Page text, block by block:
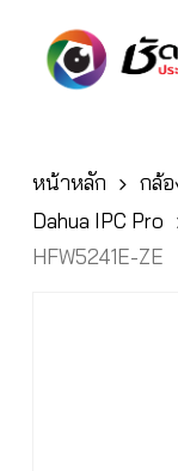
หน้าหลัก กล้อ
Dahua IPC Pro
HFW5241E-ZE